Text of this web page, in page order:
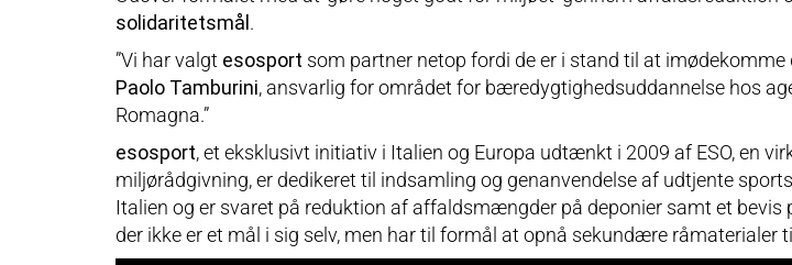
solidaritetsmål.
”Vi har valgt esosport som partner netop fordi de er i stand til at
Paolo Tamburini, ansvarlig for området for bæredygtighedsuddannelse hos
Romagna.”
esosport, et eksklusivt initiativ i Italien og Europa udtænkt i 2009 af ESO, en
miljørådgivning, er dedikeret til indsamling og genanvendelse af udtjente
Italien og er svaret på reduktion af affaldsmængder på deponier samt et
der ikke er et mål i sig selv, men har til formål at opnå sekundære råmaterialer